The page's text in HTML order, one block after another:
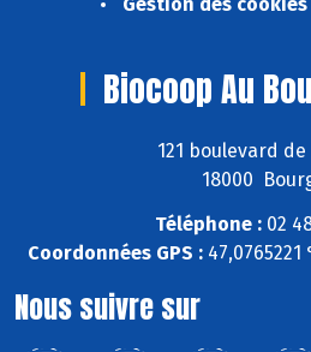
Gestion des cookies
Biocoop Au
121 boulevard
18000
Téléphone :02
Coordonnées GPS : 47,0765221
Nous suivre sur